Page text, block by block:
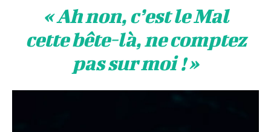
« Ah non, c’est le Mal
cette bête-là, ne comptez
pas sur moi ! »